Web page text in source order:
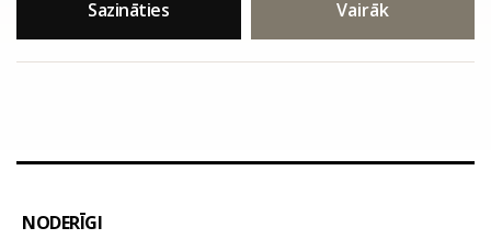
Sazināties Vairāk
NODERĪGI